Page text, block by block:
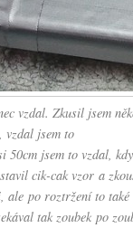
vzdal. Zkusil jsem
vzdal jsem to
50cm jsem to vzdal,
cik-cak vzor a
po roztržení to
tak zoubek po